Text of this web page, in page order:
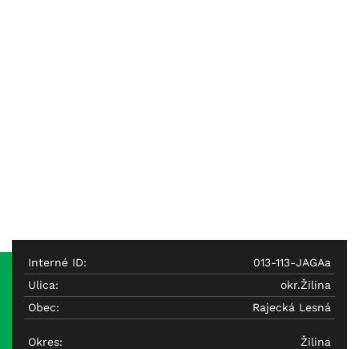
Interné ID:
013-113-JAGAa
Ulica:
okr.Žilina
Obec:
Rajecká Lesná
Okres:
Žilina